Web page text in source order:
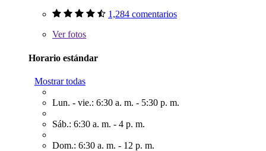
1,284 comentarios
Verfotos
Horario estándar
Mostrar todas
Lun. - vie.: 6:30 a. m. - 5:30 p. m.
Sáb.: 6:30 a. m. - 4 p. m.
Dom.: 6:30 a. m. - 12 p. m.